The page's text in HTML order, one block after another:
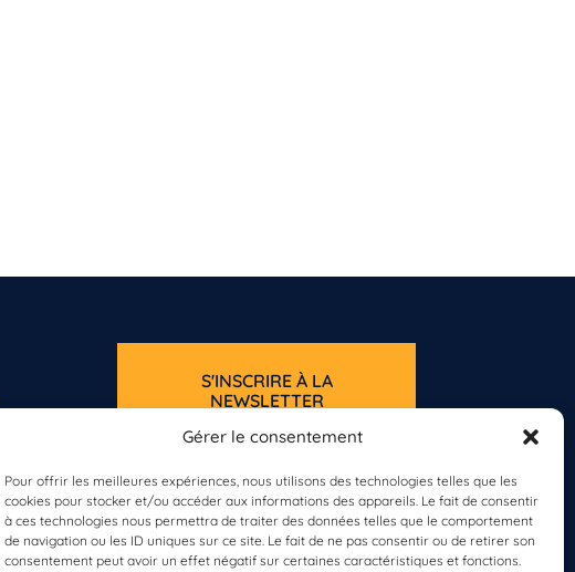
Gérer le consentement
Pour offrir les meilleures expériences, nous utilisons des technologies telles que les
cookies pour stocker et/ou accéder aux informations des appareils. Le fait de consentir
à ces technologies nous permettra de traiter des données telles que le comportement
de navigation ou les ID uniques sur ce site. Le fait de ne pas consentir ou de retirer son
consentement peut avoir un effet négatif sur certaines caractéristiques et fonctions.
S'INSCRIRE À LA
NEWSLETTER